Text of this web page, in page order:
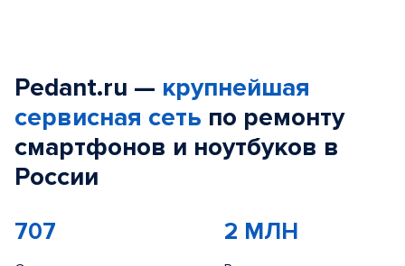
Pedant.ru — крупнейшая
сервисная сеть по ремонту
смартфонов и ноутбуков в
России
707 2 МЛН